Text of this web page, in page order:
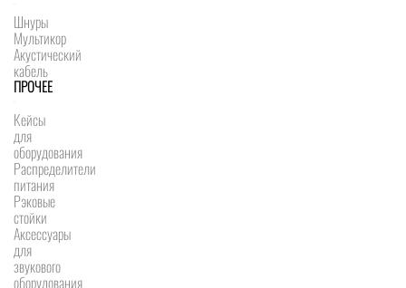
Шнуры
Мультикор
Акустический
кабель
ПРОЧЕЕ
Кейсы
для
оборудования
Распределители
питания
Рэковые
стойки
Аксессуары
для
звукового
оборудования